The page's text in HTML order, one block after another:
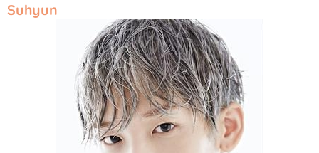
Suhyun